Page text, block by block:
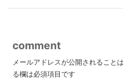
comment
メールアドレスが公開されること
る欄は必須項目です